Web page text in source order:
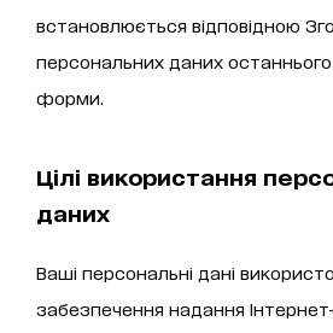
встановлюється відповідною
персональних даних
форми.
Цілі використання
даних
Ваші персональні дані
забезпечення надання Інтернет-